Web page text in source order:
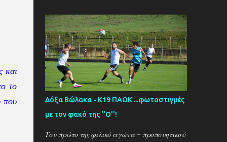
και
το
που
Δόξα Βώλακα - Κ19 ΠΑΟΚ ...φωτοστιγμές
με τον φακό της ''Ο''!
Τον πρώτο της φιλικό αγώνα - προπονητικού